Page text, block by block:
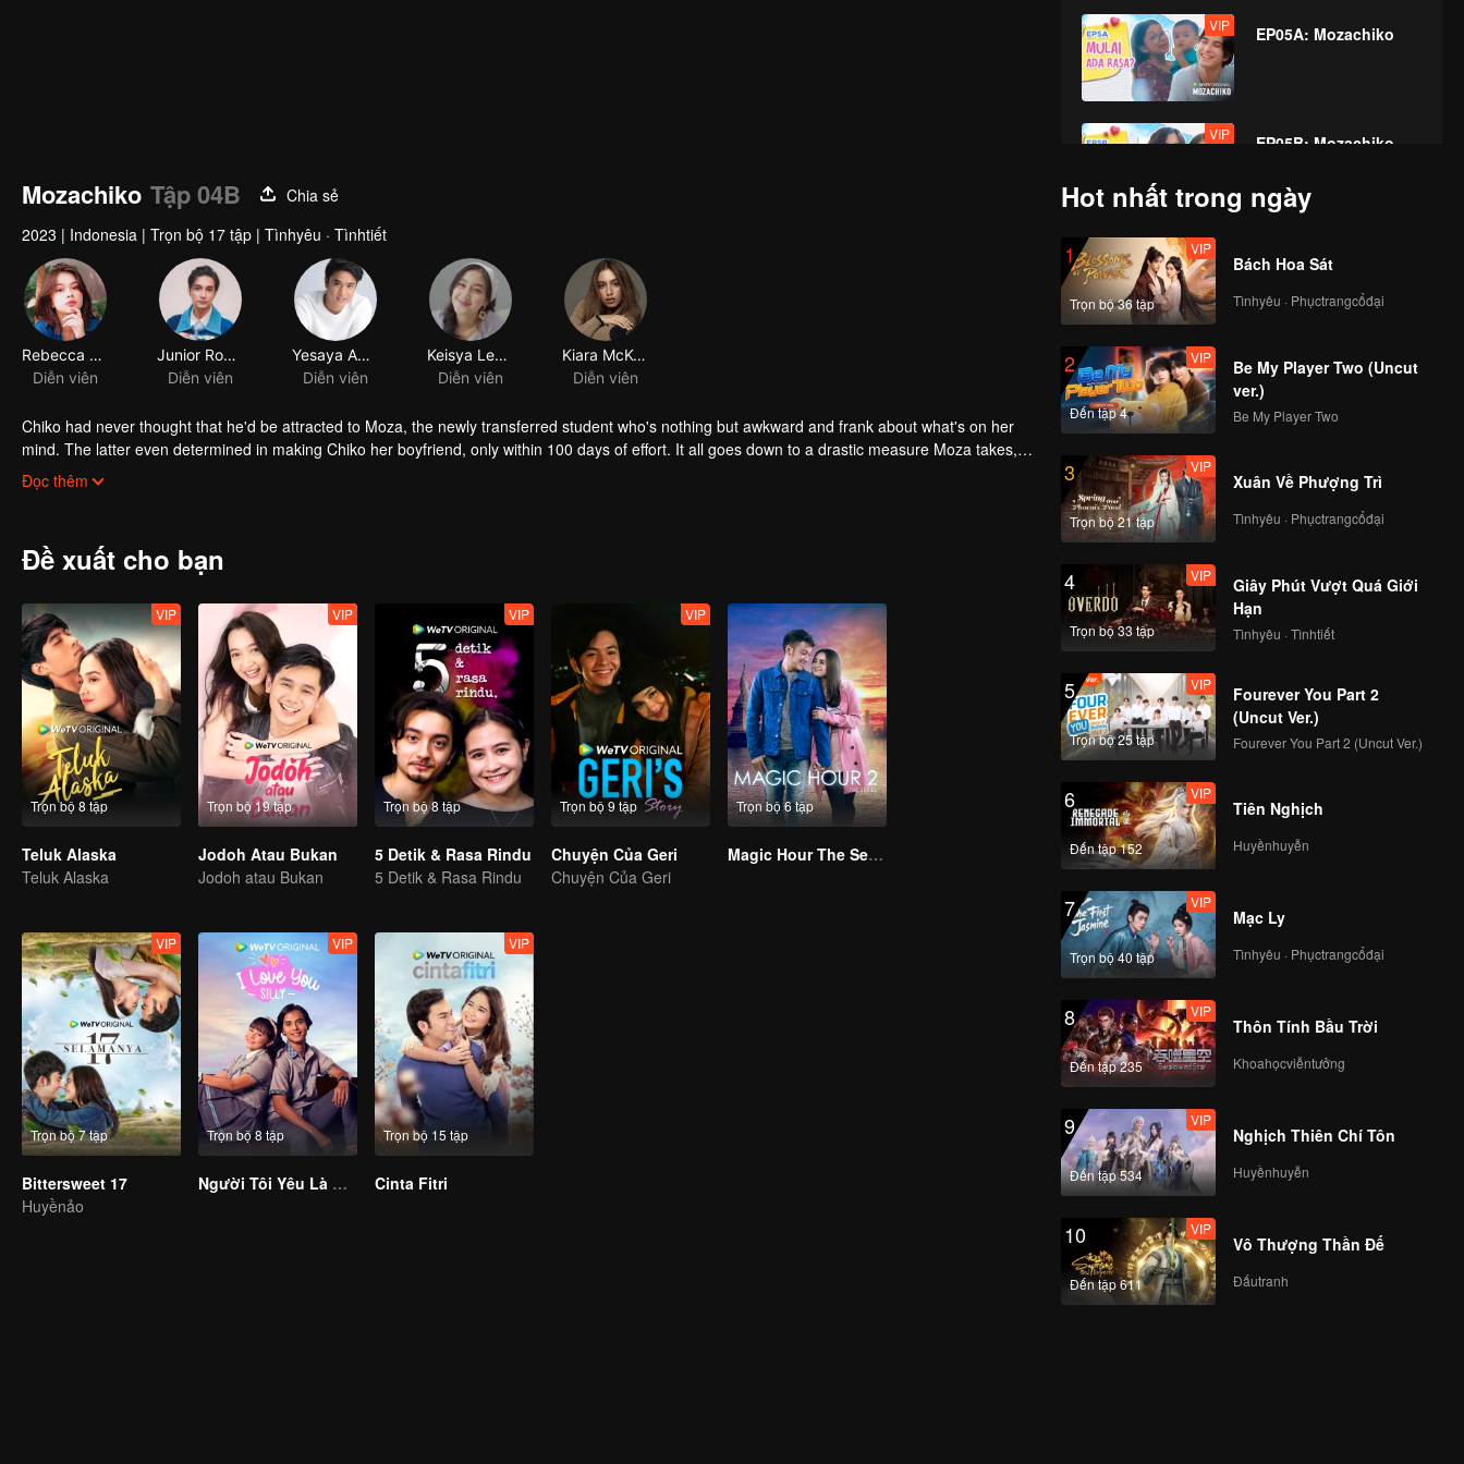
VIP EP05A: Mozachiko
VIP EP05B: Mozachiko
VIP
VIP EP06B: Mozachiko
VIP EP07A: Mozachiko
VIP EP07B: Mozachiko
VIP EP08A: Mozachiko
VIP
VIP
VIP EP09B: Mozachiko
VIP
VIP EP10B: Mozachiko
Mozachiko Tập 04B
Chia sẻ
2023 | Indonesia | Trọn bộ 17 tập | Tìnhyêu · Tìnhtiết
Rebecca Klopper
Diễn viên
Junior Roberts
Diễn viên
Yesaya Abraham
Diễn viên
Keisya Levronka
Diễn viên
Kiara McKenna
Diễn viên
Chiko had never thought that he'd be attracted to Moza, the newly transferred student who's nothing but awkward and frank about what's on her
mind. The latter even determined in making Chiko her boyfriend, only within 100 days of effort. It all goes down to a drastic measure Moza takes,
making a major plot twist: now Chiko is the one who's chasing after her.
Đọc thêm
Đề xuất cho bạn
Trọn bộ 8 tập
VIP
Teluk Alaska
Teluk Alaska
Trọn bộ 19 tập
VIP
Jodoh Atau Bukan
Jodoh atau Bukan
Trọn bộ 8 tập
VIP
5 Detik & Rasa Rindu
5 Detik & Rasa Rindu
Trọn bộ 9 tập
VIP
Chuyện Của Geri
Chuyện Của Geri
Trọn bộ 6 tập
Magic Hour The Series S2
Trọn bộ 7 tập
VIP
Bittersweet 17
Huyềnảo
Trọn bộ 8 tập
VIP
Người Tôi Yêu Là Cô Nàng Ngốc Nghếch
Trọn bộ 15 tập
VIP
Cinta Fitri
Hot nhất trong ngày
1
Trọn bộ 36 tập
VIP
Bách Hoa Sát
Tìnhyêu · Phụctrangcổđại
2
Đến tập 4
VIP
Be My Player Two (Uncut
ver.)
Be My Player Two
3
Trọn bộ 21 tập
VIP
Xuân Về Phượng Trì
Tìnhyêu · Phụctrangcổđại
4
Trọn bộ 33 tập
VIP
Giây Phút Vượt Quá Giới
Hạn
Tìnhyêu · Tìnhtiết
5
Trọn bộ 25 tập
VIP
Fourever You Part 2
(Uncut Ver.)
Fourever You Part 2 (Uncut Ver.)
6
Đến tập 152
VIP
Tiên Nghịch
Huyềnhuyễn
7
Trọn bộ 40 tập
VIP
Mạc Ly
Tìnhyêu · Phụctrangcổđại
8
Đến tập 235
VIP
Thôn Tính Bầu Trời
Khoahọcviễntưởng
9
Đến tập 534
VIP
Nghịch Thiên Chí Tôn
Huyềnhuyễn
10
Đến tập 611
VIP
Vô Thượng Thần Đế
Đấutranh